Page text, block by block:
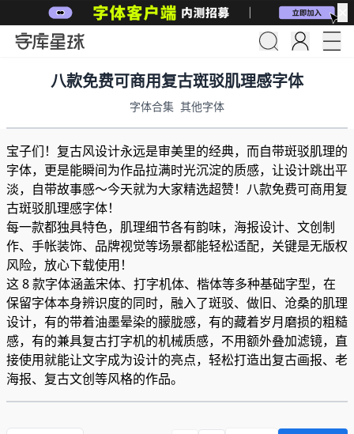
八款免费可商用复古斑驳肌理感字体
字体合集 其他字体
宝子们！复古风设计永远是审美里的经典，而自带斑驳肌理的
字体，更是能瞬间为作品拉满时光沉淀的质感，让设计跳出平
淡，自带故事感～今天就为大家精选超赞！八款免费可商用复
古斑驳肌理感字体！
每一款都独具特色，肌理细节各有韵味，海报设计、文创制
作、手帐装饰、品牌视觉等场景都能轻松适配，关键是无版权
风险，放心下载使用！
这 8 款字体涵盖宋体、打字机体、楷体等多种基础字型，在
保留字体本身辨识度的同时，融入了斑驳、做旧、沧桑的肌理
设计，有的带着油墨晕染的朦胧感，有的藏着岁月磨损的粗糙
感，有的兼具复古打字机的机械质感，不用额外叠加滤镜，直
接使用就能让文字成为设计的亮点，轻松打造出复古画报、老
海报、复古文创等风格的作品。